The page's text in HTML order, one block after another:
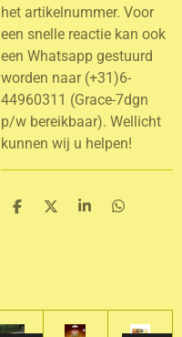
het artikelnummer. Voor
een snelle reactie kan ook
een Whatsapp gestuurd
worden naar (+31)6-
44960311 (Grace-7dgn
p/w bereikbaar). Wellicht
kunnen wij u helpen!
D
D
S
D